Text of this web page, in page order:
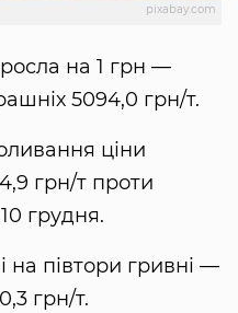
pixabay.com
на 1 грн —
5094,0 грн/т.
ціни
грн/т проти
грудня.
на півтори гривні —
грн/т.